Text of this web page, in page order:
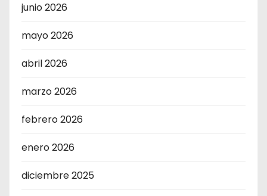
junio 2026
mayo 2026
abril 2026
marzo 2026
febrero 2026
enero 2026
diciembre 2025